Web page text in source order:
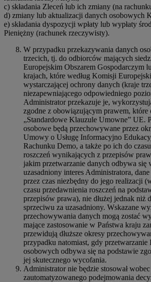
c) składania Zleceń lub ich zmiany (na
d) zmiany lub aktualizacji danych osobowych
e) składania dyspozycji wpłaty lub wypłaty
Pieniężny (rachunek rzeczywisty).
W przypadku przekazywania danych
trzecich, tj. do odbiorców mających
Europejskim Obszarem Gospodarczym
krajach, które według Komisji
wystarczającej ochrony danych (kraje
niezapewniającego odpowiedniego
Administrator przekazuje je,
zgodne z obowiązującym prawem, które
„Standardowe Klauzule Umowne” UE.
osobowe będą przechowywane przez
Umowy o Usługę Informacyjno
Rachunku Demo, a także po ich do
roszczeń wynikających z przepisów
jakim przetwarzanie danych odbywa się
uzasadniony interes Administratora,
przez czas niezbędny do jego realizacji
czasu przedawnienia roszczeń na
przepisów prawa), nie dłużej jednak niż
sprzeciwu za uzasadniony. Wskazane
przechowywania danych mogą zostać
mające zastosowanie w Państwa kraju
przewidują dłuższe okresy
przypadku natomiast, gdy przetwarzanie
osobowych odbywa się na podstawie
jej skutecznego wycofania.
Administrator nie będzie stosował
zautomatyzowanego podejmowania